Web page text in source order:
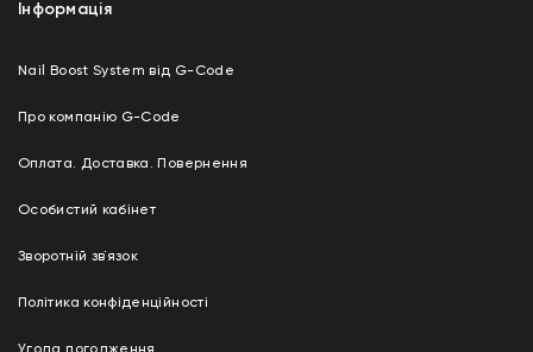
Інформація
Nail Boost System від G-Code
Про компанію G-Code
Оплата. Доставка. Повернення
Особистий кабінет
Зворотній зв`язок
Політика конфіденційності